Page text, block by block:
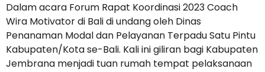
Dalam acara Forum Rapat Koordinasi 2023 Coach
Wira Motivator di Bali di undang oleh Dinas
Penanaman Modal dan Pelayanan Terpadu Satu Pintu
Kabupaten/Kota se-Bali. Kali ini giliran bagi Kabupaten
Jembrana menjadi tuan rumah tempat pelaksanaan